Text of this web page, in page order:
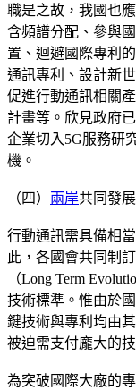
職是之故，我國也
含頻譜分配、參與
置、迴避國際專利
通訊專利、設計新
促進行動通訊相關
計畫等。欣見政府
企業切入5G服務研
機。
（四） 兩岸共同發
行動通訊需具備相
此，各國會共同制
（Long Term
技術標準。惟由於
鍵技術與專利均由
被迫需支付龐大的
為突破國際大廠的